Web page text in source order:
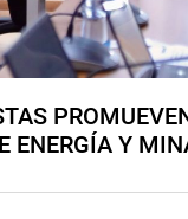
ENERGÍA Y